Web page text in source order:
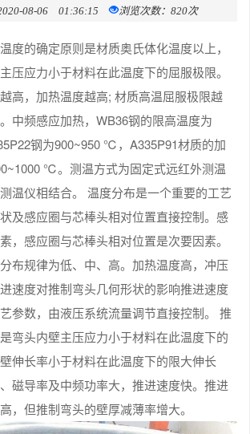
08-06 01:36:15 浏览次数：820次
度的确定原则是材质奥氏体化温度以上，
压应力小于材料在此温度下的屈服极限。
高，加热温度越高; 材质高温屈服极限越
中频感应加热，WB36钢的限高温度为
钢为900~950 ℃，A335P91材质的加
℃。测温方式为固定式远红外测温
温仪相结合。 温度分布是一个重要的工艺
及感应圈与芯棒头相对位置直接控制。感
，感应圈与芯棒头相对位置是次要因素。
布规律为低、中、高。加热温度高，冲压
速度对推制弯头几何形状的影响推进速度
参数，由液压系统流量调节直接控制。 推
弯头内壁主压应力小于材料在此温度下的
伸长率小于材料在此温度下的限大伸长
磁导率及中频功率大，推进速度快。推进
，但推制弯头的壁厚减薄率增大。